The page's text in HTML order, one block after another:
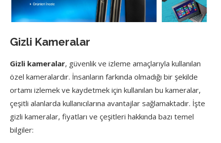
Gizli Kameralar
Gizli kameralar, güvenlik ve izleme amaçlarıyla kullanılan
özel kameralardır. İnsanların farkında olmadığı bir şekilde
ortamı izlemek ve kaydetmek için kullanılan bu kameralar,
çeşitli alanlarda kullanıcılarına avantajlar sağlamaktadır. İşte
gizli kameralar, fiyatları ve çeşitleri hakkında bazı temel
bilgiler: